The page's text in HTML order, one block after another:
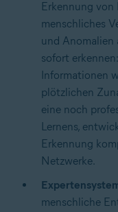
Erkennung
menschliches
und Anomalien
sofort
Informationen
plötzlichen
eine noch
Lernens,
Erkennung
Netzwerke.
menschliche